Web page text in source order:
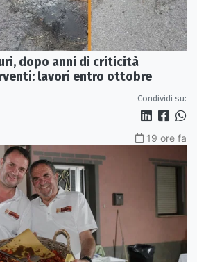
dopo anni di criticità
lavori entro ottobre
Condividi su:
19 ore fa